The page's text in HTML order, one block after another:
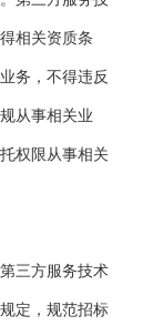
相关资质条
务，不得违反
从事相关业
权限从事相关
三方服务技术
定，规范招标